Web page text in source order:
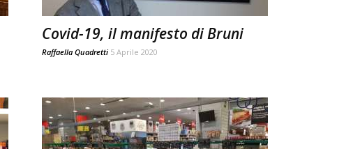
Covid-19, il manifesto di Bruni
Raffaella Quadretti 5 Aprile 2020